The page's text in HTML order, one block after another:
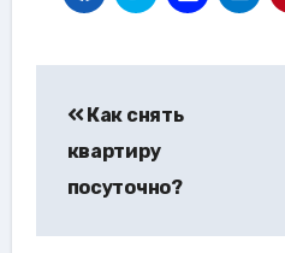
по
записям
Как снять
квартиру
посуточно?